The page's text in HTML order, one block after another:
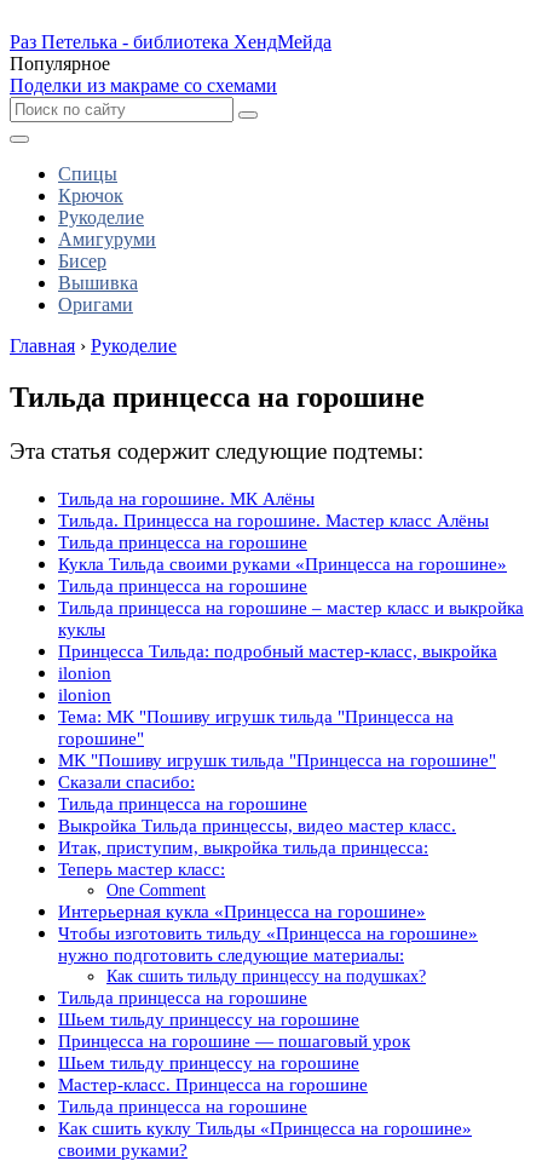
Раз Петелька - библиотека ХендМейда
Популярное
Поделки из макраме со схемами
Спицы
Крючок
Рукоделие
Амигуруми
Бисер
Вышивка
Оригами
Главная › Рукоделие
Тильда принцесса на горошине
Эта статья содержит следующие подтемы:
Тильда на горошине. МК Алёны
Тильда. Принцесса на горошине. Мастер класс Алёны
Тильда принцесса на горошине
Кукла Тильда своими руками «Принцесса на горошине»
Тильда принцесса на горошине
Тильда принцесса на горошине – мастер класс и выкройка
куклы
Принцесса Тильда: подробный мастер-класс, выкройка
ilonion
ilonion
Тема: МК "Пошиву игрушк тильда "Принцесса на
горошине"
МК "Пошиву игрушк тильда "Принцесса на горошине"
Сказали спасибо:
Тильда принцесса на горошине
Выкройка Тильда принцессы, видео мастер класс.
Итак, приступим, выкройка тильда принцесса:
Теперь мастер класс:
One Comment
Интерьерная кукла «Принцесса на горошине»
Чтобы изготовить тильду «Принцесса на горошине»
нужно подготовить следующие материалы:
Как сшить тильду принцессу на подушках?
Тильда принцесса на горошине
Шьем тильду принцессу на горошине
Принцесса на горошине — пошаговый урок
Шьем тильду принцессу на горошине
Мастер-класс. Принцесса на горошине
Тильда принцесса на горошине
Как сшить куклу Тильды «Принцесса на горошине»
своими руками?